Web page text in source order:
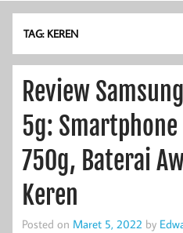
TAG: KEREN
Review
5g:
750g, Baterai
Keren
Posted on Maret 5, 2022 by